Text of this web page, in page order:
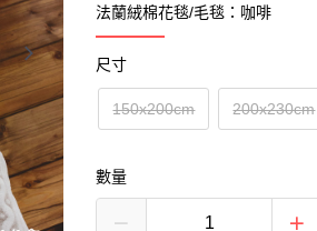
法蘭絨棉花毯/毛毯：咖啡
尺寸
150x200cm 200x230cm
數量